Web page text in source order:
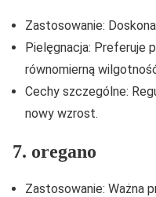
Zastosowanie:
Pielęgnacja: Preferuje
równomierną
Cechy szczególne:
nowy wzrost.
7. oregano
Zastosowanie: Ważna